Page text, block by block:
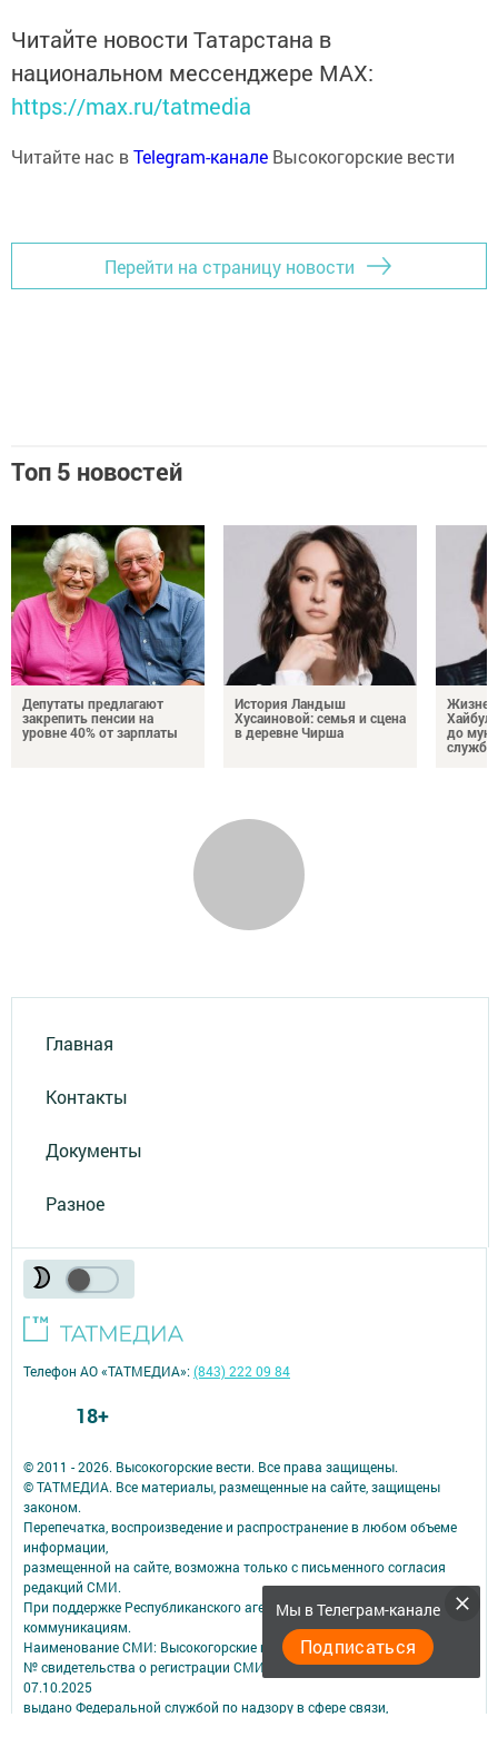
Читайте новости Татарстана в
национальном мессенджере MАХ:
https://max.ru/tatmedia
Читайте нас вTelegram-канале Высокогорские вести
Перейти на страницу новости
Топ 5 новостей
Депутаты предлагают
закрепить пенсии на
уровне 40% от зарплаты
История Ландыш
Хусаиновой: семья и сцена
в деревне Чирша
до
службы
Главная
Контакты
Документы
Разное
Мы в Телеграм-канале
Подписаться
© 2011 - 2026. Высокогорские вести. Все права защищены.
© ТАТМЕДИА. Все материалы, размещенные на сайте, защищены
законом.
Перепечатка, воспроизведение и распространение в любом объеме
информации,
размещенной на сайте, возможна только с письменного согласия
редакций СМИ.
При поддержке Республиканского агентства по печати и массовым
коммуникациям.
Наименование СМИ: Высокогорские вести
№ свидетельства о регистрации СМИ, дата: ЭЛ № ФС 77 - 90215 от
07.10.2025
выдано Федеральной службой по надзору в сфере связи,
Телефон АО «ТАТМЕДИА»:(843) 222 09 84
18+